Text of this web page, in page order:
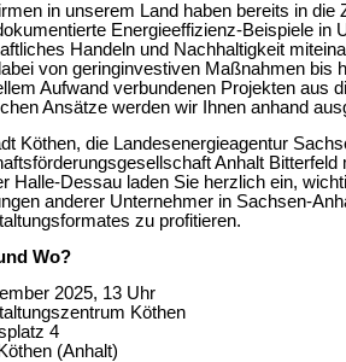
in unserem Land haben bereits in
Energieeffizienz-Beispiele in
Handeln und Nachhaltigkeit
von gering­investiven Maßnah­men bis
Aufwand verbundenen Projekten aus
Ansätze werden wir Ihnen anhand
Köthen, die Landesenergieagentur
Anhalt
Halle-Dessau laden Sie herzlich ein,
anderer Unternehmer in Sachsen-
zu profitieren.
Wo?
2025, 13 Uhr
Köthen
4
(Anhalt)